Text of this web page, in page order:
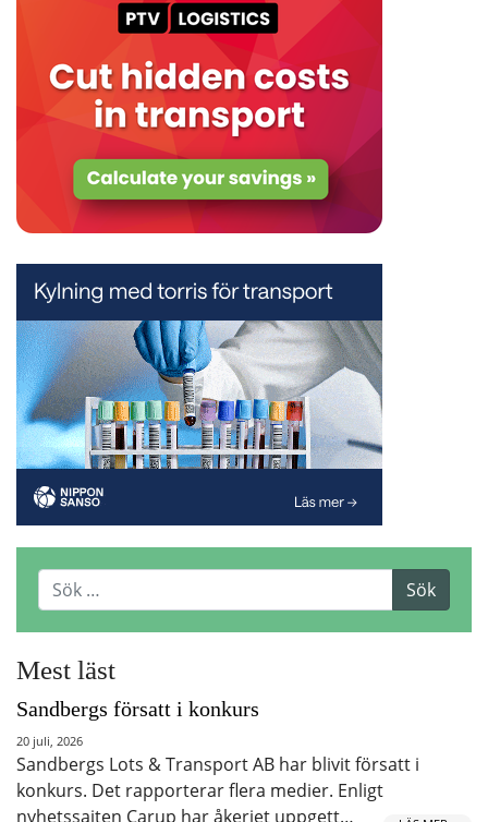
Mest läst
Sandbergs försatt i konkurs
20 juli, 2026
Sandbergs Lots & Transport AB har blivit försatt i
konkurs. Det rapporterar flera medier. Enligt
nyhetssajten Carup har åkeriet uppgett…